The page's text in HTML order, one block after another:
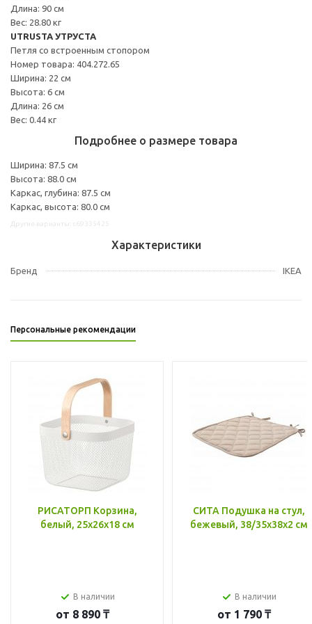
Длина: 90 см
Вес: 28.80 кг
UTRUSTA УТРУСТА
Петля со встроенным стопором
Номер товара: 404.272.65
Ширина: 22 см
Высота: 6 см
Длина: 26 см
Вес: 0.44 кг
Подробнее о размере товара
Ширина: 87.5 см
Высота: 88.0 см
Каркас, глубина: 87.5 см
Каркас, высота: 80.0 см
Характеристики
Бренд IKEA
Персональные рекомендации
РИСАТОРП Корзина,
белый, 25x26x18 см
В наличии
от 8 890 ₸
СИТА Подушка на стул,
бежевый, 38/35x38x2 см
В наличии
от 1 790 ₸